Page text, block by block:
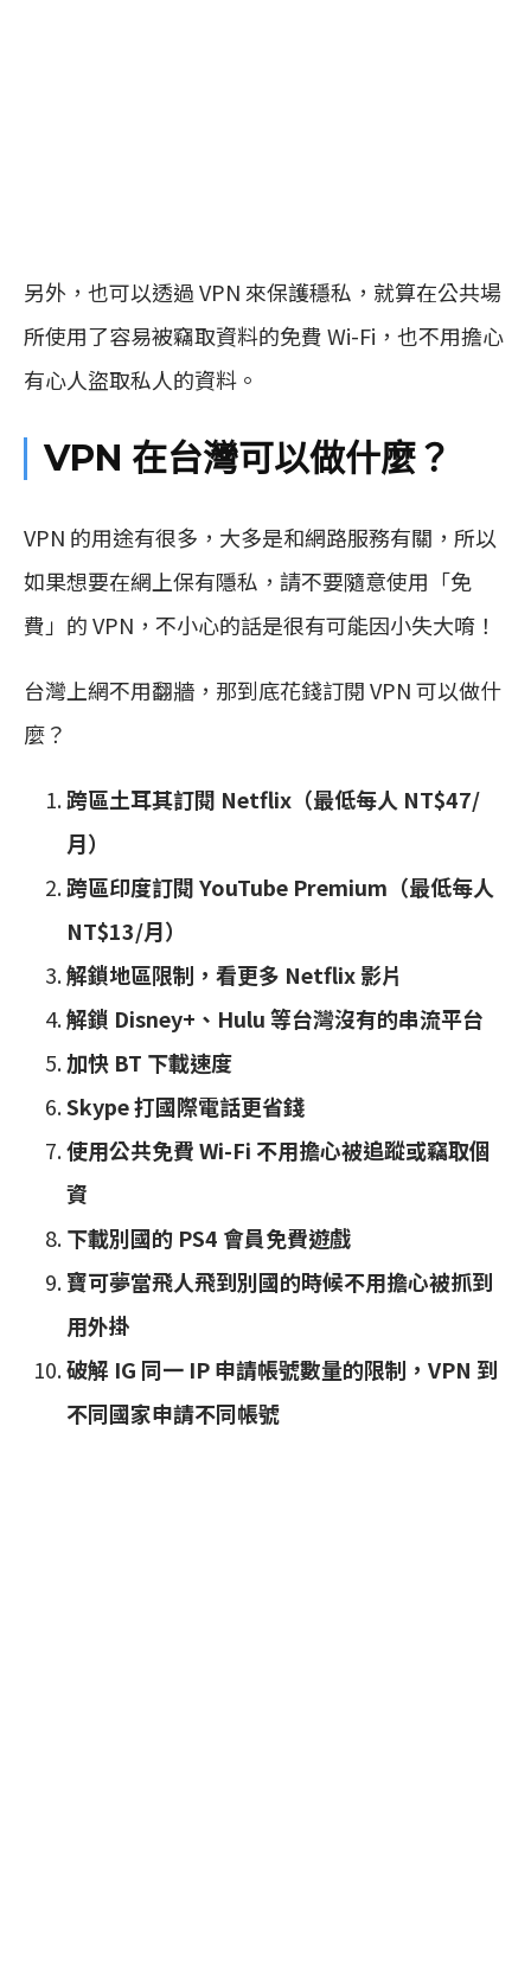
另外，也可以透過 VPN 來保護穩私，就算在公共場
所使用了容易被竊取資料的免費 Wi-Fi，也不用擔心
有心人盜取私人的資料。
VPN 在台灣可以做什麼？
VPN 的用途有很多，大多是和網路服務有關，所以
如果想要在網上保有隱私，請不要隨意使用「免
費」的 VPN，不小心的話是很有可能因小失大唷！
台灣上網不用翻牆，那到底花錢訂閱 VPN 可以做什
麼？
跨區土耳其訂閱 Netflix（最低每人 NT$47/
月）
跨區印度訂閱 YouTube Premium（最低每人
NT$13/月）
解鎖地區限制，看更多 Netflix 影片
解鎖 Disney+、Hulu 等台灣沒有的串流平台
加快 BT 下載速度
Skype 打國際電話更省錢
使用公共免費 Wi-Fi 不用擔心被追蹤或竊取個
資
下載別國的 PS4 會員免費遊戲
寶可夢當飛人飛到別國的時候不用擔心被抓到
用外掛
破解 IG 同一 IP 申請帳號數量的限制，VPN 到
不同國家申請不同帳號